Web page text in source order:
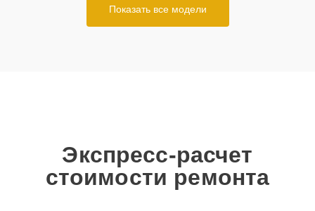
Показать все модели
Экспресс-расчет
стоимости ремонта